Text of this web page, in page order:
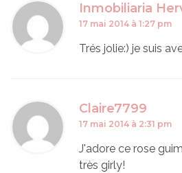
Inmobiliaria
17 mai 2014 à 1:27 pm
Trés jolie:) je suis
Claire7799
17 mai 2014 à 2:31 pm
J'adore ce rose
très girly!